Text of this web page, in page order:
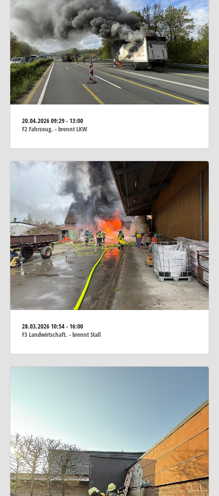
20.04.202609:29 - 13:00
F2 Fahrzeug. - brennt LKW
28.03.202610:54 - 16:00
F3 Landwirtschaft. - brennt Stall